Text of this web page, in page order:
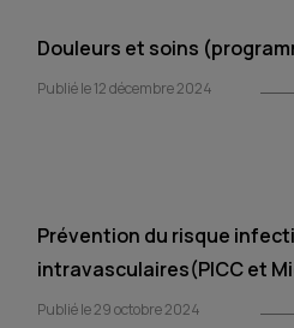
Douleurs et soins
Publié le 12 décembre 2024
Prévention du risque
intravasculaires(PICC et
Publié le 29 octobre 2024